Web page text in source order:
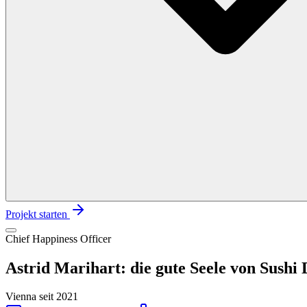
Projekt starten
Chief Happiness Officer
Astrid Marihart: die gute Seele von Sushi
Vienna seit 2021